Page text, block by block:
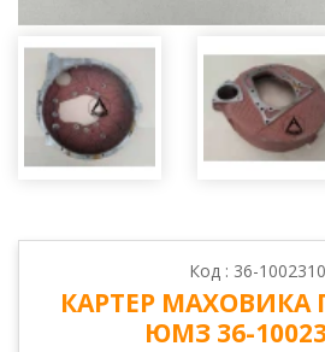
Код : 36-
КАРТЕР МАХОВИКА
ЮМЗ 36-